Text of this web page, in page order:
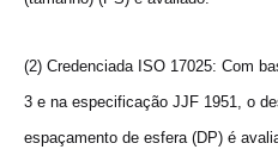
(2) Credenciada ISO 17025: Com
3 e na especificação JJF 1951, o
espaçamento de esfera (DP) é